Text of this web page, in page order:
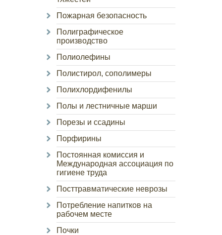
Пожарная безопасность
Полиграфическое
производство
Полиолефины
Полистирол, сополимеры
Полихлордифенилы
Полы и лестничные марши
Порезы и ссадины
Порфирины
Постоянная комиссия и
Международная ассоциация по
гигиене труда
Посттравматические неврозы
Потребление напитков на
рабочем месте
Почки